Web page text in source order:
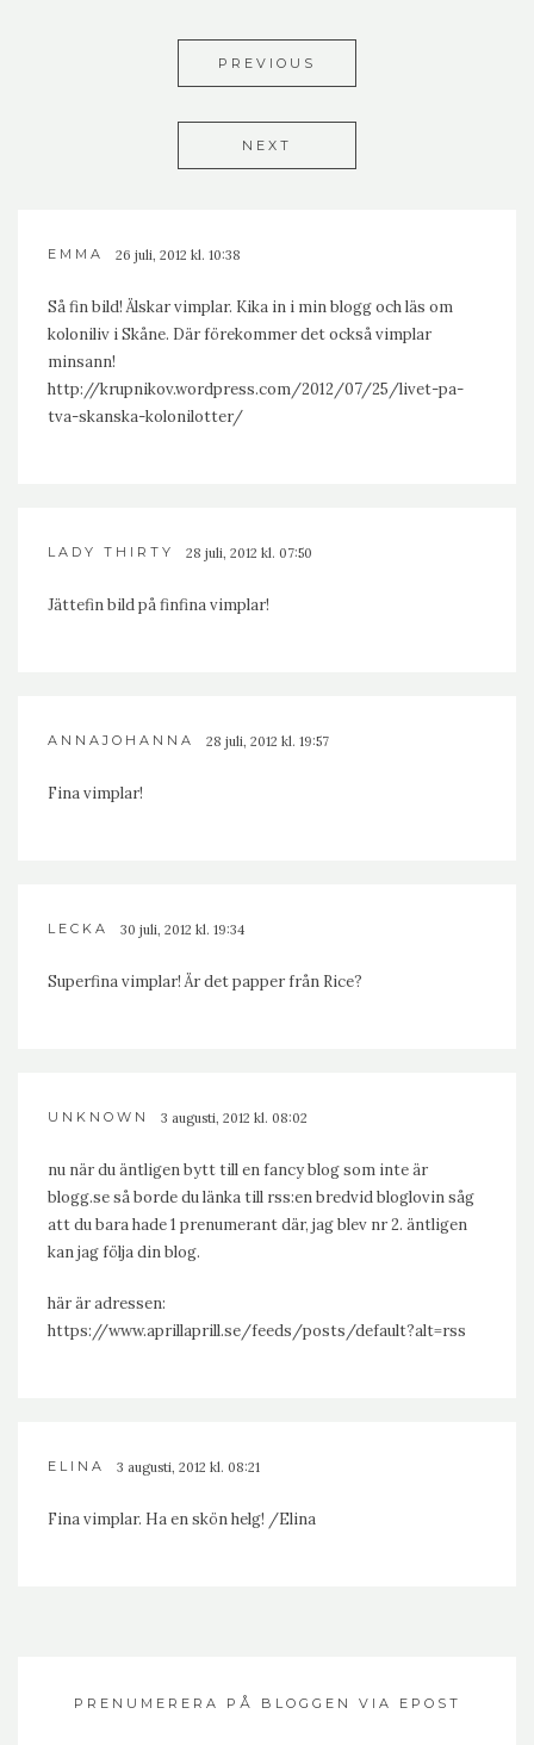
PREVIOUS
NEXT
EMMA 26 juli, 2012 kl. 10:38
Så fin bild! Älskar vimplar. Kika in i min blogg och läs om
koloniliv i Skåne. Där förekommer det också vimplar
minsann!
http://krupnikov.wordpress.com/2012/07/25/livet-pa-
tva-skanska-kolonilotter/
LADY THIRTY 28 juli, 2012 kl. 07:50
Jättefin bild på finfina vimplar!
ANNAJOHANNA 28 juli, 2012 kl. 19:57
Fina vimplar!
LECKA 30 juli, 2012 kl. 19:34
Superfina vimplar! Är det papper från Rice?
UNKNOWN 3 augusti, 2012 kl. 08:02
nu när du äntligen bytt till en fancy blog som inte är
blogg.se så borde du länka till rss:en bredvid bloglovin såg
att du bara hade 1 prenumerant där, jag blev nr 2. äntligen
kan jag följa din blog.
här är adressen:
https://www.aprillaprill.se/feeds/posts/default?alt=rss
ELINA 3 augusti, 2012 kl. 08:21
Fina vimplar. Ha en skön helg! /Elina
PRENUMERERA PÅ BLOGGEN VIA EPOST